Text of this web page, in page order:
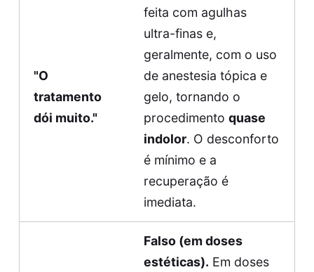
"O
tratamento
dói muito."
feita com agulhas
ultra-finas e,
geralmente, com o uso
de anestesia tópica e
gelo, tornando o
procedimentoquase
indolor. O desconforto
é mínimo e a
recuperação é
imediata.
Falso (em doses
estéticas). Em doses